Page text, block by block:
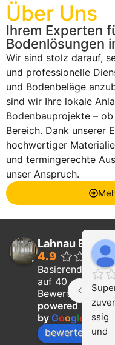
Über Uns
Ihrem Experten
Bodenlösungen
Wir sind stolz darauf,
und professionelle
und Bodenbeläge
sind wir Ihre lokale
Bodenbauprojekte –
Bereich. Dank unserer
hochwertiger
und termingerechte
unser Anspruch.
Lahnau Bau
4.9
Basierend
auf 40
Bewertungen
powered
by Google
bewerte uns auf
ssig
und